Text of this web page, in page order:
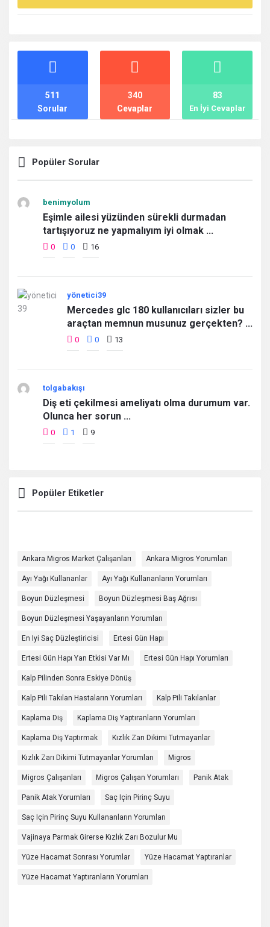
İstatistikler
Sorular
511
Cevaplar
340
En İyi Cevaplar
83
Popüler Sorular
benimyolum
Eşimle ailesi yüzünden sürekli durmadan
tartışıyoruz ne yapmalıyım iyi olmak ...
0 0 16
yönetici39
Mercedes glc 180 kullanıcıları sizler bu
araçtan memnun musunuz gerçekten? ...
0 0 13
tolgabakışı
Diş eti çekilmesi ameliyatı olma durumum var.
Olunca her sorun ...
0 1 9
Popüler Etiketler
Ankara Migros Market Çalışanları Ankara Migros Yorumları
Ayı Yağı Kullananlar Ayı Yağı Kullananların Yorumları
Boyun Düzleşmesi Boyun Düzleşmesi Baş Ağrısı
Boyun Düzleşmesi Yaşayanların Yorumları
En Iyi Saç Düzleştiricisi Ertesi Gün Hapı
Ertesi Gün Hapı Yan Etkisi Var Mı Ertesi Gün Hapı Yorumları
Kalp Pilinden Sonra Eskiye Dönüş
Kalp Pili Takılan Hastaların Yorumları Kalp Pili Takılanlar
Kaplama Diş Kaplama Diş Yaptıranların Yorumları
Kaplama Diş Yaptırmak Kızlık Zarı Dikimi Tutmayanlar
Kızlık Zarı Dikimi Tutmayanlar Yorumları Migros
Migros Çalışanları Migros Çalışan Yorumları Panik Atak
Panik Atak Yorumları Saç Için Pirinç Suyu
Saç Için Pirinç Suyu Kullananların Yorumları
Vajinaya Parmak Girerse Kızlık Zarı Bozulur Mu
Yüze Hacamat Sonrası Yorumlar Yüze Hacamat Yaptıranlar
Yüze Hacamat Yaptıranların Yorumları